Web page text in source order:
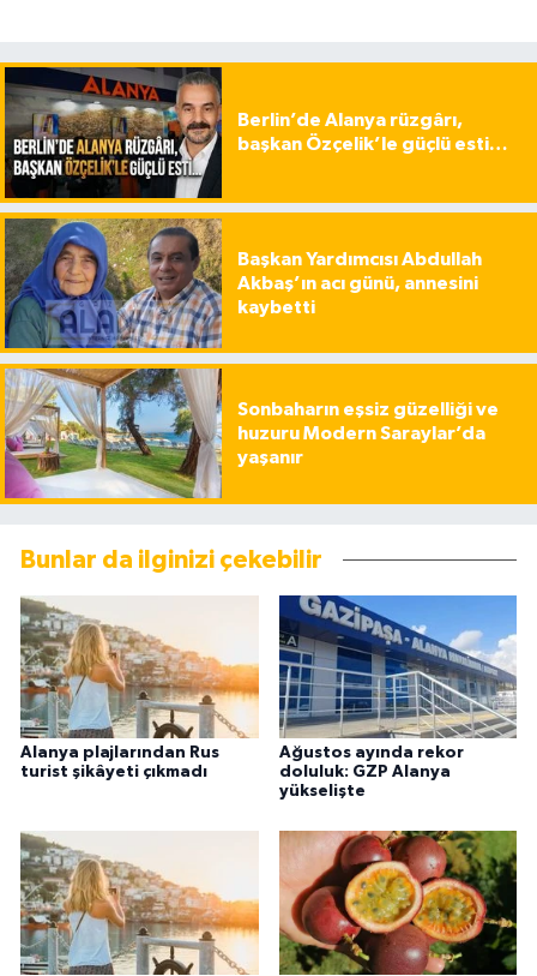
Berlin’de Alanya rüzgârı,
başkan Özçelik’le güçlü esti…
Başkan Yardımcısı Abdullah
Akbaş’ın acı günü, annesini
kaybetti
Sonbaharın eşsiz güzelliği ve
huzuru Modern Saraylar’da
yaşanır
Bunlar da ilginizi çekebilir
Alanya plajlarından Rus
turist şikâyeti çıkmadı
Ağustos ayında rekor
doluluk: GZP Alanya
yükselişte